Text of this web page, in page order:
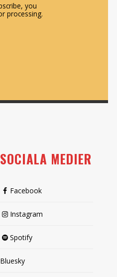
you
processing.
SOCIALA MEDIER
Facebook
Instagram
Spotify
Bluesky